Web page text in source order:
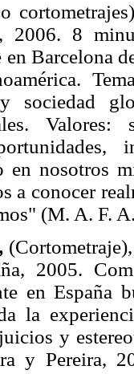
2006. 8
Barcelona
sociedad
Valores:
en nosotros
a conocer
(M. A. F.
,
2005.
en España
la
y
y Pereira,